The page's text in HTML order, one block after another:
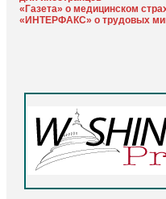
«Газета» о медицинском
«ИНТЕРФАКС» о трудовых